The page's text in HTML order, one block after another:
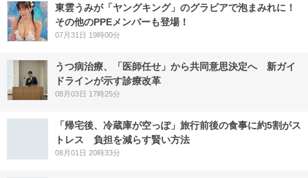
東雲うみが「ヤングキング」のグラビアで泡まみれに！
その他のPPEメンバーも登場！
07月31日 19時00分
うつ病治療、「医師任せ」から共同意思決定へ 新ガイ
ドラインが示す診療改革
08月03日 17時25分
「帰宅後、冷蔵庫が空っぽ」旅行前後の食事に約5割がス
トレス 負担を減らす賢い方法
08月01日 20時33分